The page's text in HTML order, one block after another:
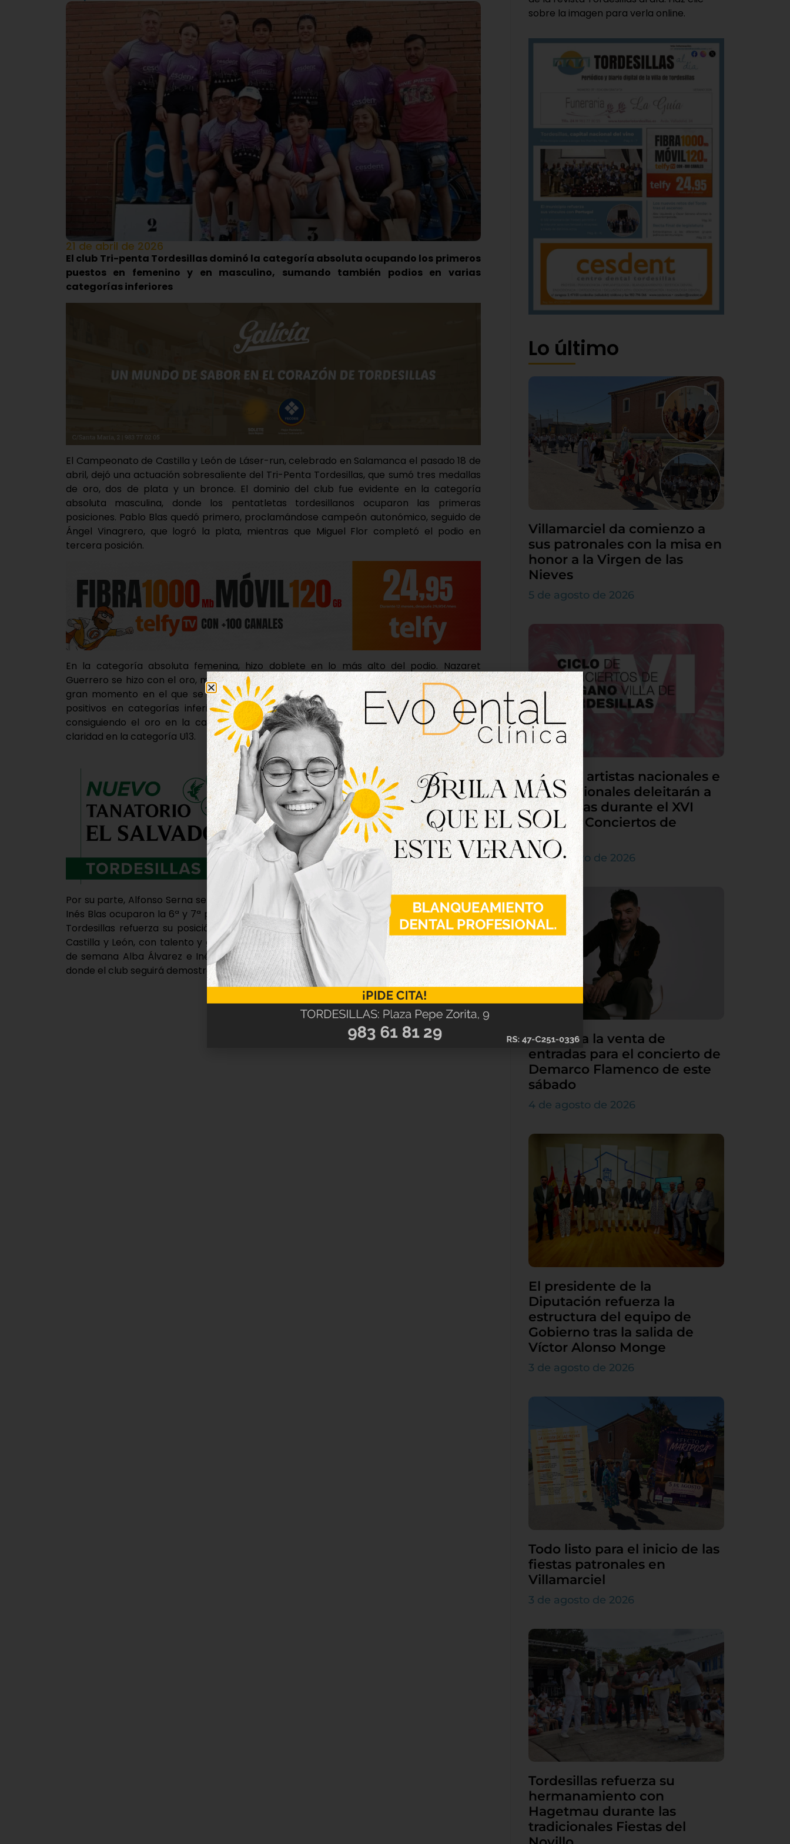
21 de abril de 2026
El club Tri-penta Tordesillas dominó la categoría absoluta ocupando los primeros
puestos en femenino y en masculino, sumando también podios en varias
categorías inferiores
El Campeonato de Castilla y León de Láser-run, celebrado en Salamanca el pasado 18 de
abril, dejó una actuación sobresaliente del Tri-Penta Tordesillas, que sumó tres medallas
de oro, dos de plata y un bronce. El dominio del club fue evidente en la categoría
absoluta masculina, donde los pentatletas tordesillanos ocuparon las primeras
posiciones. Pablo Blas quedó primero, proclamándose campeón autonómico, seguido de
Ángel Vinagrero, que logró la plata, mientras que Miguel Flor completó el podio en
tercera posición.
En la categoría absoluta femenina, hizo doblete en lo más alto del podio. Nazaret
Guerrero se hizo con el oro, mientras que Patricia Cruz aseguró la plata, confirmando el
gran momento en el que se encuentra el equipo. La jornada también dejó resultados
positivos en categorías inferiores. Mario Barcenilla se subió a lo más alto del podio,
consiguiendo el oro en la categoría U17, mientras que Jacobo Serna se impuso con
claridad en la categoría U13.
Por su parte, Alfonso Serna se hizo con la medalla de plata en U9 y en U15 Alba Álvarez e
Inés Blas ocuparon la 6ª y 7ª posición respectivamente. Con este resultado, el Tri-Penta
Tordesillas refuerza su posición como uno de los clubes más fuertes del Láser-run en
Castilla y León, con talento y grandes resultados en todas las categorías. El próximo fin
de semana Alba Álvarez e Inés Blas participarán en la European cup ‘Vila de Sant Boi’,
donde el club seguirá demostrando su potencial.
sobre la imagen para verla online.
Lo último
Villamarciel da comienzo a
sus patronales con la misa en
honor a la Virgen de las
Nieves
5 de agosto de 2026
Grandes artistas nacionales e
internacionales deleitarán a
Tordesillas durante el XVI
Ciclo de Conciertos de
Órgano
4 de agosto de 2026
Continúa la venta de
entradas para el concierto de
Demarco Flamenco de este
sábado
4 de agosto de 2026
El presidente de la
Diputación refuerza la
estructura del equipo de
Gobierno tras la salida de
Víctor Alonso Monge
3 de agosto de 2026
Todo listo para el inicio de las
fiestas patronales en
Villamarciel
3 de agosto de 2026
Tordesillas refuerza su
hermanamiento con
Hagetmau durante las
tradicionales Fiestas del